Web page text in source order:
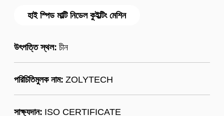
হাই স্পিড মাল্টি নিডেল কুইল্টিং মেশিন
উৎপত্তি স্থল: চীন
পরিচিতিমুলক নাম: ZOLYTECH
সাক্ষ্যদান: ISO CERTIFICATE